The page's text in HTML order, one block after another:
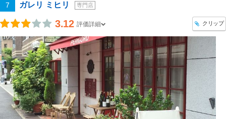
7 ガレリ ミヒリ 専門店
3.12 評価詳細 クリップ